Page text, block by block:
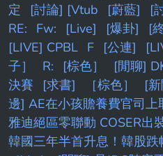
定
[討論] [Vtub [蔚藍]
[
RE:
Fw: [Live] [爆卦] [
[LIVE] CPBL F [公連]
子］
R: [棕色］
[閒聊]
決賽
[求書] ［棕色］ [
邊] AE在小孩贍養費官司上
雅迪絕區零聯動 COSER出
韓國三年半首升息！韓股跌